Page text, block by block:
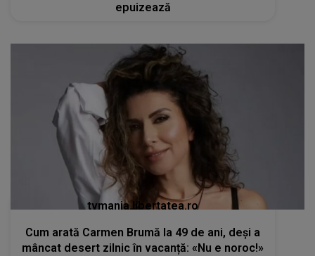
epuizează
tvmania.libertatea.ro
Cum arată Carmen Brumă la 49 de ani, deși a
mâncat desert zilnic în vacanță: «Nu e noroc!»